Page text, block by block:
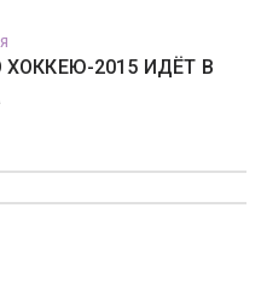
2015 ИДЁТ В